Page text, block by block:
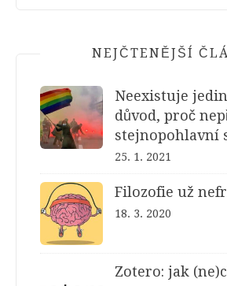
NEJČTENĚJŠÍ
Neexistuje
důvod, proč
stejnopohlavní
25. 1. 2021
Filozofie už
18. 3. 2020
Zotero: jak